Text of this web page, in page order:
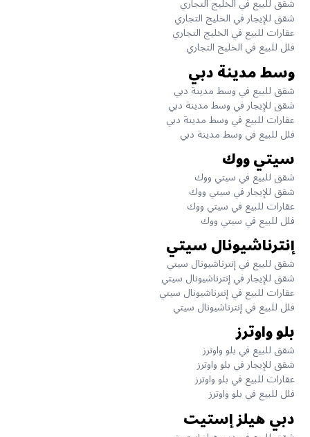
شقق للإيجار في الخليج التجاري
عقارات للبيع في الخليج التجاري
فلل للبيع في الخليج التجاري
وسط مدينة دبي
شقق للبيع في وسط مدينة دبي
شقق للإيجار في وسط مدينة دبي
عقارات للبيع في وسط مدينة دبي
فلل للبيع في وسط مدينة دبي
سيتي ووك
شقق للبيع في سيتي ووك
شقق للإيجار في سيتي ووك
عقارات للبيع في سيتي ووك
فلل للبيع في سيتي ووك
إنترناشيونال سيتي
شقق للبيع في إنترناشيونال سيتي
شقق للإيجار في إنترناشيونال سيتي
عقارات للبيع في إنترناشيونال سيتي
فلل للبيع في إنترناشيونال سيتي
بلو واوترز
شقق للبيع في بلو واوترز
شقق للإيجار في بلو واوترز
عقارات للبيع في بلو واوترز
فلل للبيع في بلو واوترز
دبي هيلز إستيت